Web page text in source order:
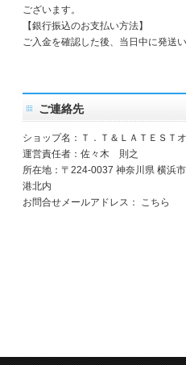
ございます。
【銀行振込のお支払い方法】
ご入金を確認した後、当日中に発送
ご連絡先
ショップ名：Ｔ．Ｔ＆ＬＡＴＥＳＴ
運営責任者：佐々木 則之
所在地：〒224-0037 神奈川県 横浜
港北内
お問合せメールアドレス： こちら